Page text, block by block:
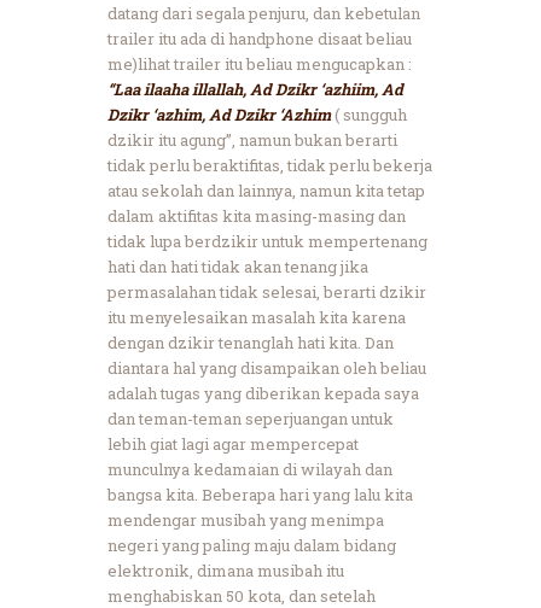
datang dari segala penjuru, dan kebetulan
trailer itu ada di handphone disaat beliau
me)lihat trailer itu beliau mengucapkan :
“Laa ilaaha illallah, Ad Dzikr ‘azhiim, Ad
Dzikr ‘azhim, Ad Dzikr ‘Azhim( sungguh
dzikir itu agung”, namun bukan berarti
tidak perlu beraktifitas, tidak perlu bekerja
atau sekolah dan lainnya, namun kita tetap
dalam aktifitas kita masing-masing dan
tidak lupa berdzikir untuk mempertenang
hati dan hati tidak akan tenang jika
permasalahan tidak selesai, berarti dzikir
itu menyelesaikan masalah kita karena
dengan dzikir tenanglah hati kita. Dan
diantara hal yang disampaikan oleh beliau
adalah tugas yang diberikan kepada saya
dan teman-teman seperjuangan untuk
lebih giat lagi agar mempercepat
munculnya kedamaian di wilayah dan
bangsa kita. Beberapa hari yang lalu kita
mendengar musibah yang menimpa
negeri yang paling maju dalam bidang
elektronik, dimana musibah itu
menghabiskan 50 kota, dan setelah